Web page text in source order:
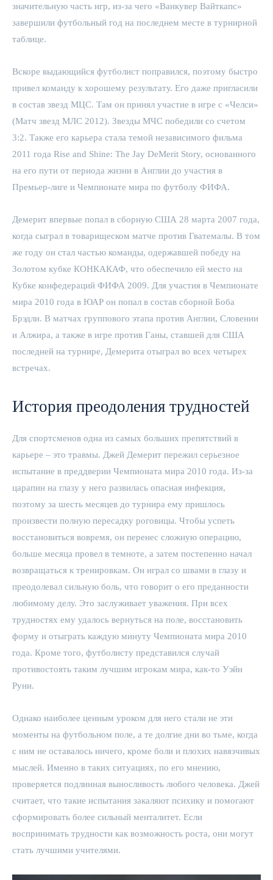
значительную часть игр, из-за чего «Ванкувер Вайткапс»
завершили футбольный год на последнем месте в турнирной
таблице.
Вскоре выдающийся футболист поправился, поэтому быстро
привел команду к хорошему результату. Его даже пригласили
в состав звезд МЦС. Там он принял участие в игре с «Челси»
(Матч звезд МЛС 2012). Звезды МЧС победили со счетом
3:2. Также его карьера стала темой независимого фильма
2011 года Rise and Shine: The Jay DeMerit Story, основанного
на его пути от периода жизни в Англии до участия в
Премьер-лиге и Чемпионате мира по футболу ФИФА.
Демерит впервые попал в сборную США 28 марта 2007 года,
когда сыграл в товарищеском матче против Гватемалы. В том
же году он стал частью команды, одержавшей победу на
Золотом кубке КОНКАКАФ, что обеспечило ей место на
Кубке конфедераций ФИФА 2009. Для участия в Чемпионате
мира 2010 года в ЮАР он попал в состав сборной Боба
Брэдли. В матчах группового этапа против Англии, Словении
и Алжира, а также в игре против Ганы, ставшей для США
последней на турнире, Демерита отыграл во всех четырех
встречах.
История преодоления трудностей
Для спортсменов одна из самых больших препятствий в
карьере – это травмы. Джей Демерит пережил серьезное
испытание в преддверии Чемпионата мира 2010 года. Из-за
царапин на глазу у него развилась опасная инфекция,
поэтому за шесть месяцев до турнира ему пришлось
произвести полную пересадку роговицы. Чтобы успеть
восстановиться вовремя, он перенес сложную операцию,
больше месяца провел в темноте, а затем постепенно начал
возвращаться к тренировкам. Он играл со швами в глазу и
преодолевал сильную боль, что говорит о его преданности
любимому делу. Это заслуживает уважения. При всех
трудностях ему удалось вернуться на поле, восстановить
форму и отыграть каждую минуту Чемпионата мира 2010
года. Кроме того, футболисту представился случай
противостоять таким лучшим игрокам мира, как-то Уэйн
Руни.
Однако наиболее ценным уроком для него стали не эти
моменты на футбольном поле, а те долгие дни во тьме, когда
с ним не оставалось ничего, кроме боли и плохих навязчивых
мыслей. Именно в таких ситуациях, по его мнению,
проверяется подлинная выносливость любого человека. Джей
считает, что такие испытания закаляют психику и помогают
сформировать более сильный менталитет. Если
воспринимать трудности как возможность роста, они могут
стать лучшими учителями.